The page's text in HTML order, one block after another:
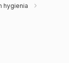
hygienia